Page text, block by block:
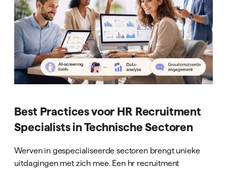
Best Practices voor HR Recruitment
Specialists in Technische Sectoren
Werven in gespecialiseerde sectoren brengt unieke
uitdagingen met zich mee. Een hr recruitment